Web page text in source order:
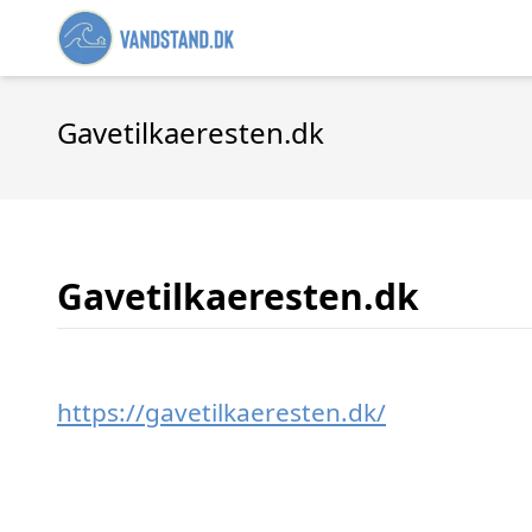
Gavetilkaeresten.dk
Gavetilkaeresten.dk
https://gavetilkaeresten.dk/